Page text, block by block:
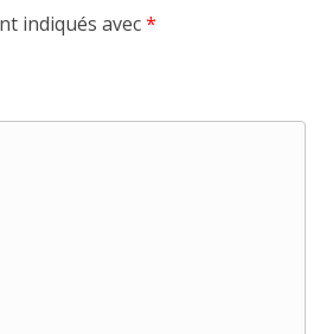
indiqués avec*